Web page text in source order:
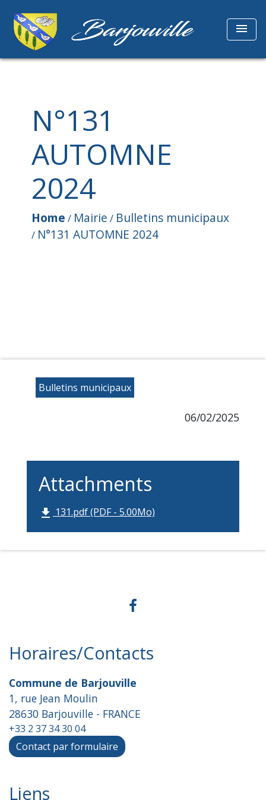
menu
N°131
AUTOMNE
2024
Home / Mairie / Bulletins municipaux
/ N°131 AUTOMNE 2024
Bulletins municipaux
06/02/2025
Attachments
file_download 131.pdf (PDF - 5.00Mo)
Horaires/Contacts
Commune de Barjouville
1, rue Jean Moulin
28630 Barjouville - FRANCE
+33 2 37 34 30 04
Contact par formulaire
Liens